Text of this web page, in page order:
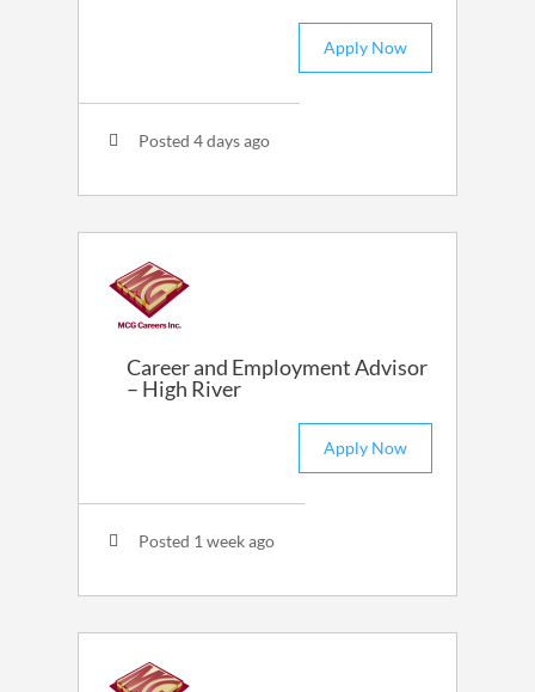
Apply Now
Posted 4 days ago
Career and Employment Advisor
– High River
Apply Now
Posted 1 week ago